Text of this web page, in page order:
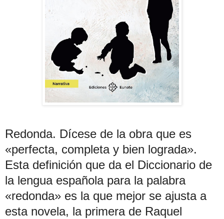
Redonda. Dícese de la obra que es
«perfecta, completa y bien lograda».
Esta definición que da el Diccionario de
la lengua española para la palabra
«redonda» es la que mejor se ajusta a
esta novela, la primera de Raquel